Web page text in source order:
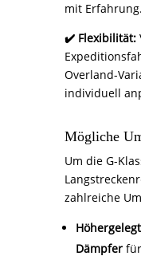
mit Erfahrung.
✔️ Flexibilität:
Overland-
individuell
Mögliche
Um die G-
zahlreiche
Dämpferfür